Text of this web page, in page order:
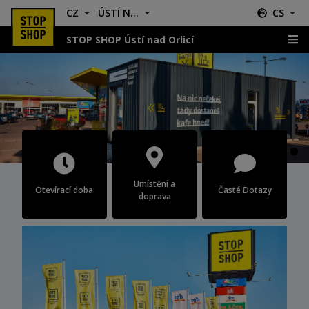
CZ ÚSTÍ NAD ORLICÍ CS
STOP SHOP Ústí nad Orlicí
Otevírací doba
Umístění a
doprava
Časté Dotazy